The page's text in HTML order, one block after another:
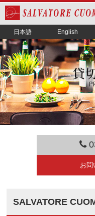
日本語 English
お問
SALVATORE